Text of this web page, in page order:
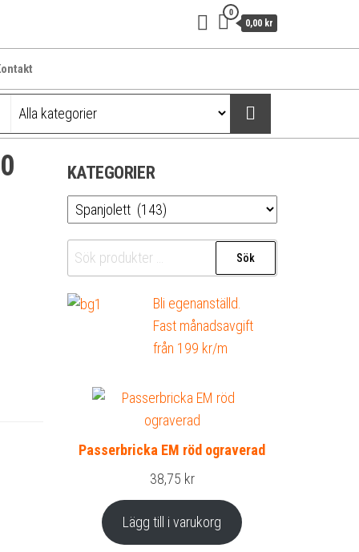
0
0,00 kr
KATEGORIER
Sök
efter:
Sök
Bli egenanställd.
Fast månadsavgift
från 199 kr/m
Passerbricka EM röd ograverad
38,75 kr
Lägg till i varukorg